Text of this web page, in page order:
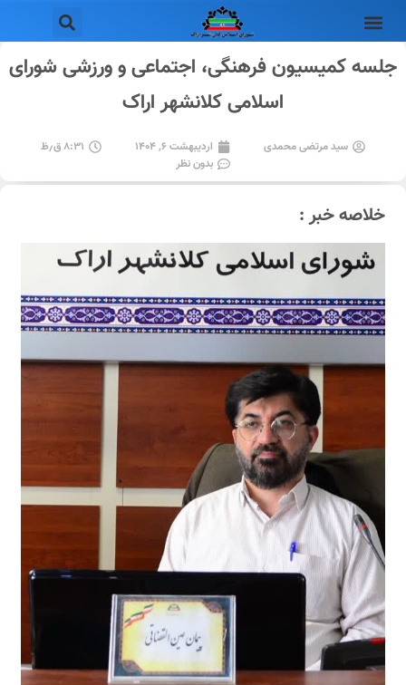
جلسه کمیسیون فرهنگی، اجتماعی و ورزشی شورای
اسلامی کلانشهر اراک
سید مرتضی محمدی اردیبهشت ۶, ۱۴۰۴
۸:۳۱ ق٫ظ
بدون نظر
خلاصه خبر :